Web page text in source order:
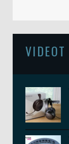
VIDEOT